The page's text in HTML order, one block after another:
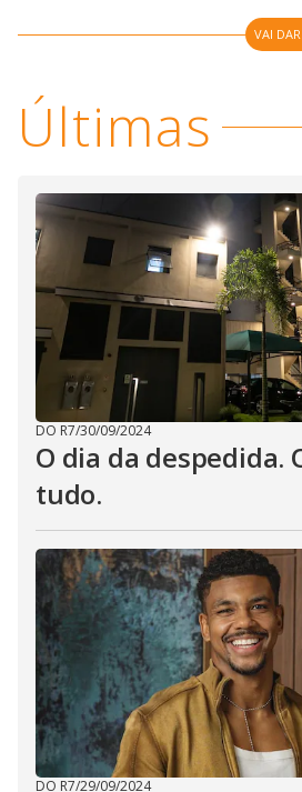
VAI
Últimas
DO R7/30/09/2024
O dia da despedida.
tudo.
DO R7/29/09/2024